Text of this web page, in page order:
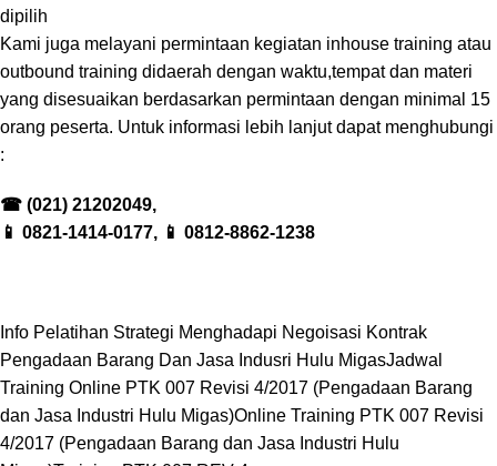
dipilih
Kami juga melayani permintaan kegiatan inhouse training atau
outbound training didaerah dengan waktu,tempat dan materi
yang disesuaikan berdasarkan permintaan dengan minimal 15
orang peserta. Untuk informasi lebih lanjut dapat menghubungi
:
☎ (021) 21202049,
📱 0821-1414-0177, 📱 0812-8862-1238
Info Pelatihan Strategi Menghadapi Negoisasi Kontrak
Pengadaan Barang Dan Jasa Indusri Hulu MigasJadwal
Training Online PTK 007 Revisi 4/2017 (Pengadaan Barang
dan Jasa Industri Hulu Migas)Online Training PTK 007 Revisi
4/2017 (Pengadaan Barang dan Jasa Industri Hulu